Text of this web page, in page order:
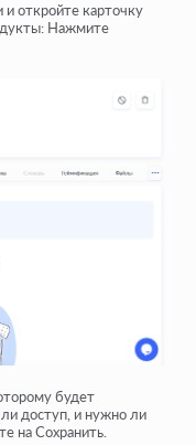
откройте карточку
Нажмите
будет
доступ, и нужно ли
на Сохранить.